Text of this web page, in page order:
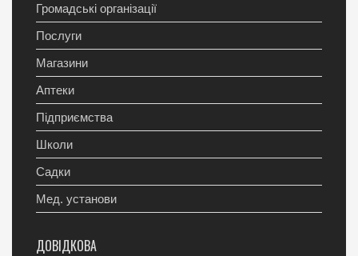
Громадські організації
Послуги
Магазини
Аптеки
Підприємства
Школи
Садки
Мед. установи
ДОВІДКОВА